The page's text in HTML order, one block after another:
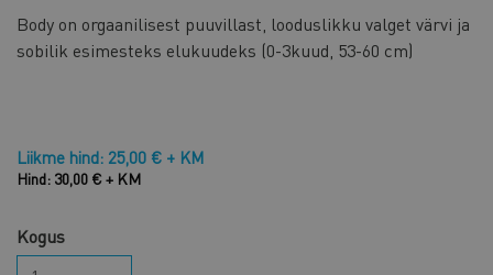
Body on orgaanilisest puuvillast, looduslikku valget värvi ja
sobilik esimesteks elukuudeks (0-3kuud, 53-60 cm)
Liikme hind: 25,00 € + KM
Hind: 30,00 € + KM
Kogus